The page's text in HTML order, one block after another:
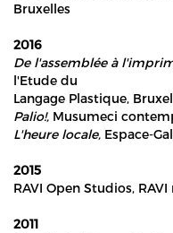
Bruxelles
2016
De l'assemblée à
l'Etude du
Langage Plastique,
Palio!, Musumeci
L'heure locale, Espace-
2015
RAVI Open Studios,
2011